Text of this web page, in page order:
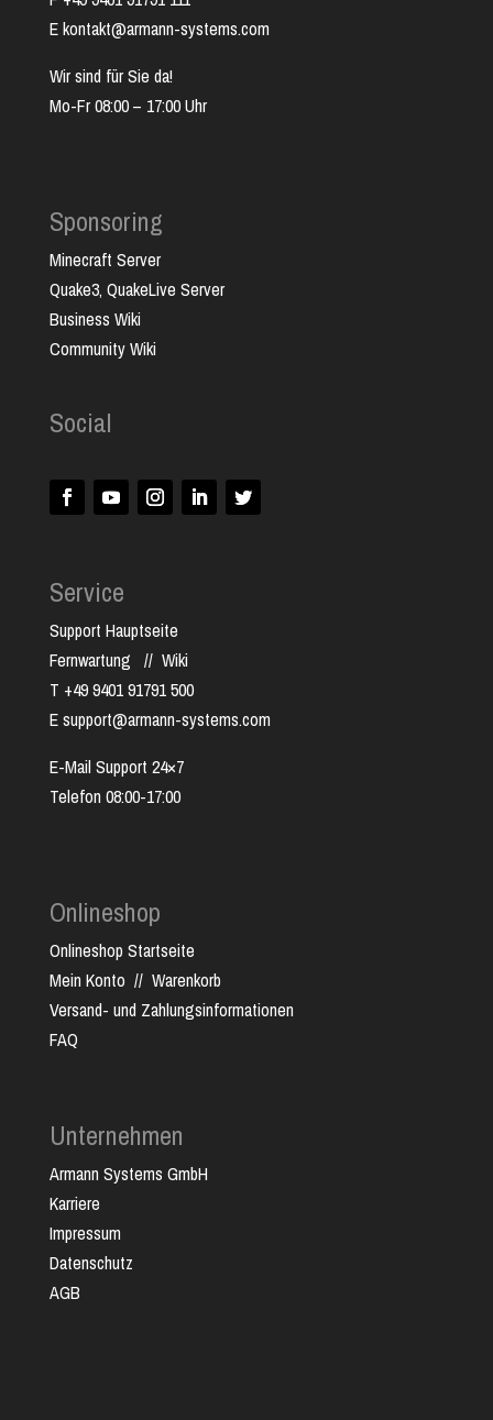
E kontakt@armann-systems.com
Wir sind für Sie da!
Mo-Fr 08:00 – 17:00 Uhr
Sponsoring
Minecraft Server
Quake3, QuakeLive Server
Business Wiki
Community Wiki
Social
Service
Support Hauptseite
Fernwartung // Wiki
T +49 9401 91791 500
E support@armann-systems.com
E-Mail Support 24×7
Telefon 08:00-17:00
Onlineshop
Onlineshop Startseite
Mein Konto // Warenkorb
Versand- und Zahlungsinformationen
FAQ
Unternehmen
Armann Systems GmbH
Karriere
Impressum
Datenschutz
AGB